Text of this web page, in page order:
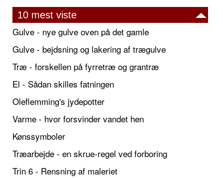
10 mest viste
Gulve - nye gulve oven på det gamle
Gulve - bejdsning og lakering af trægulve
Træ - forskellen på fyrretræ og grantræ
El - Sådan skilles fatningen
Oleflemming's jydepotter
Varme - hvor forsvinder vandet hen
Kønssymboler
Træarbejde - en skrue-regel ved forboring
Trin 6 - Rensning af maleriet